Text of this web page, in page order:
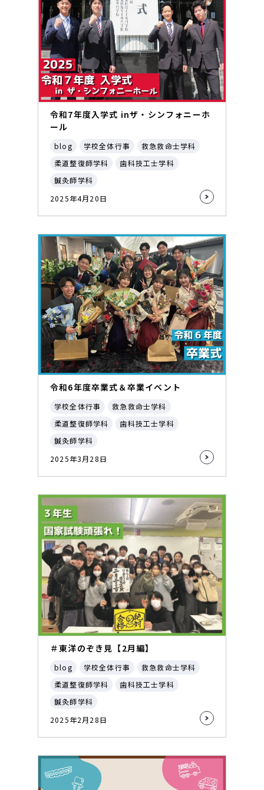
令和7年度入学式 inザ・シンフォニーホ
ール
blog 学校全体行事
救急救命士学科
柔道整復師学科
歯科技工士学科
鍼灸師学科
2025年4月20日
令和6年度卒業式＆卒業イベント
学校全体行事
救急救命士学科
柔道整復師学科
歯科技工士学科
鍼灸師学科
2025年3月28日
＃東洋のぞき見【2月編】
blog 学校全体行事
救急救命士学科
柔道整復師学科
歯科技工士学科
鍼灸師学科
2025年2月28日